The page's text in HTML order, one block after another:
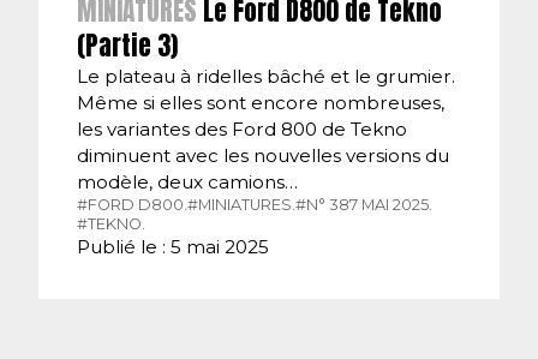
MINIATURES Le Ford D800 de Tekno
(Partie 3)
Le plateau à ridelles bâché et le grumier.
Même si elles sont encore nombreuses,
les variantes des Ford 800 de Tekno
diminuent avec les nouvelles versions du
modèle, deux camions…
#FORD D800.#MINIATURES.#N° 387 MAI 2025.
#TEKNO.
Publié le : 5 mai 2025